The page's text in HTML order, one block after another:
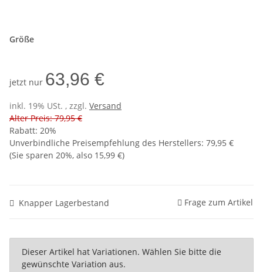
Größe
jetzt nur 63,96 €
inkl. 19% USt. , zzgl. Versand
Alter Preis: 79,95 €
Rabatt: 20%
Unverbindliche Preisempfehlung des Herstellers: 79,95 €
(Sie sparen 20%, also 15,99 €)
Knapper Lagerbestand Frage zum Artikel
x
Dieser Artikel hat Variationen. Wählen Sie bitte die
gewünschte Variation aus.